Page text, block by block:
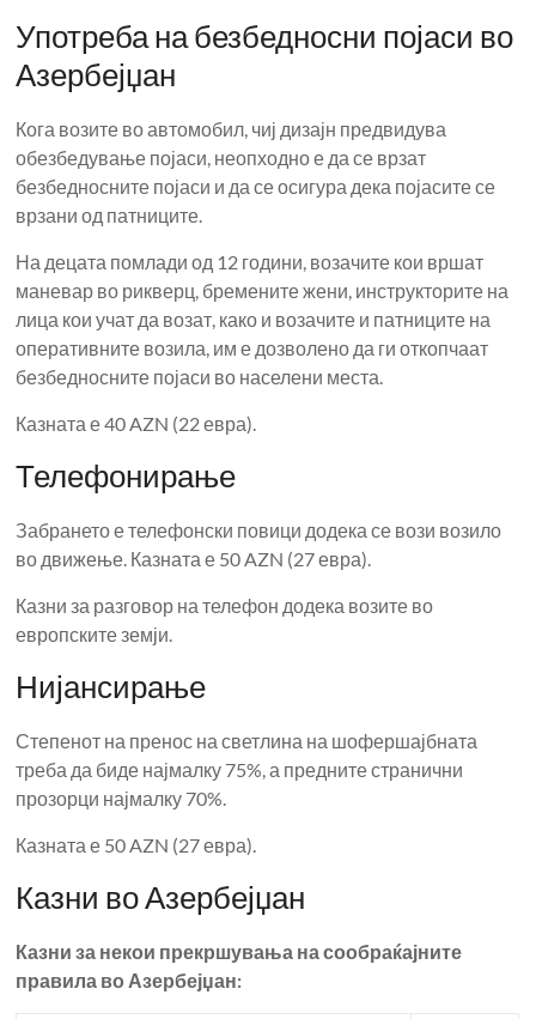
Употреба на безбедносни појаси во
Азербејџан
Кога возите во автомобил, чиј дизајн предвидува
обезбедување појаси, неопходно е да се врзат
безбедносните појаси и да се осигура дека појасите се
врзани од патниците.
На децата помлади од 12 години, возачите кои вршат
маневар во рикверц, бремените жени, инструкторите на
лица кои учат да возат, како и возачите и патниците на
оперативните возила, им е дозволено да ги откопчаат
безбедносните појаси во населени места.
Казната е 40 AZN (22 евра).
Телефонирање
Забрането е телефонски повици додека се вози возило
во движење. Казната е 50 AZN (27 евра).
Казни за разговор на телефон додека возите во
европските земји.
Нијансирање
Степенот на пренос на светлина на шофершајбната
треба да биде најмалку 75%, а предните странични
прозорци најмалку 70%.
Казната е 50 AZN (27 евра).
Казни во Азербејџан
Казни за некои прекршувања на сообраќајните
правила во Азербејџан: